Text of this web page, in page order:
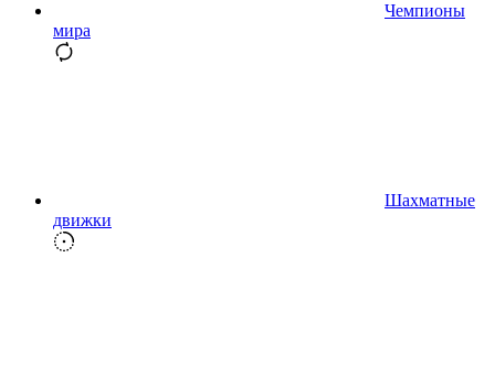
Чемпионы
мира
Шахматные
движки